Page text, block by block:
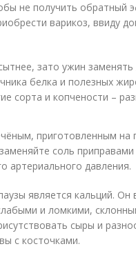
не получить обратный
варикоз, ввиду
зато ужин заменять
белка и полезных
сорта и копчености –
приготовленным на
соль
давления.
является кальций. Он
и ломкими,
сыры и
с косточками.